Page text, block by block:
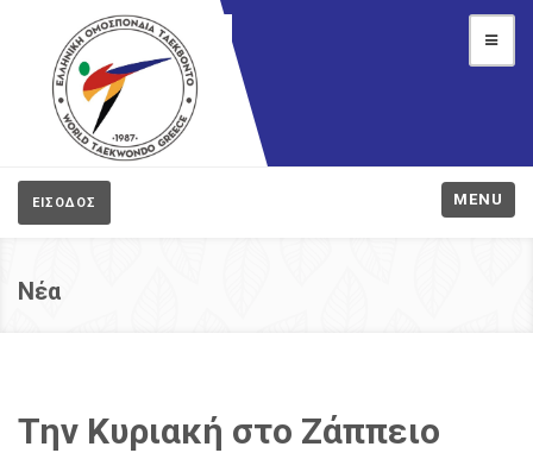
ΕΙΣΟΔΟΣ MENU
Νέα
Την Κυριακή στο Ζάππειο